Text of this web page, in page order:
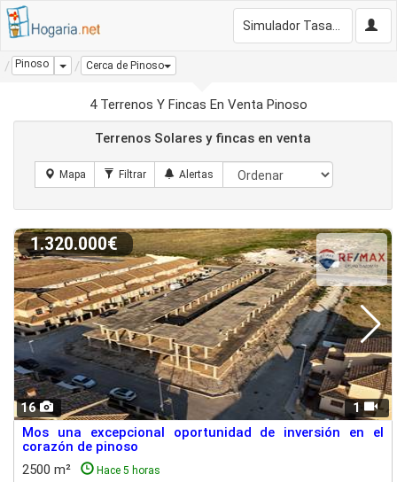
Pinoso Dropdown
Cerca de Pinoso
4 Terrenos Y Fincas En Venta Pinoso
Terrenos Solares y fincas en venta
16 1
1.320.000€
Mos una excepcional oportunidad de inversión en el
corazón de pinoso
2500 m²
Hace 5 horas